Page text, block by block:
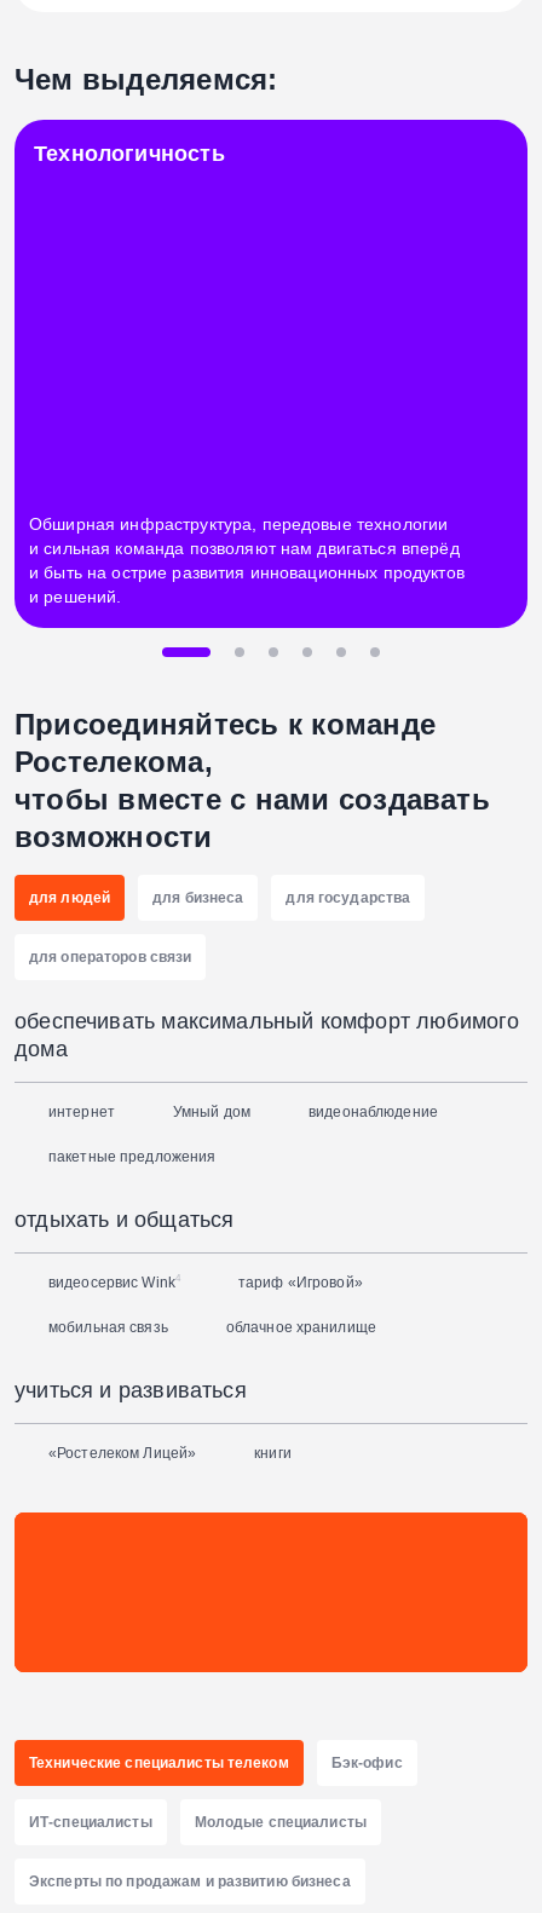
Чем выделяемся:
Технологичность
Обширная инфраструктура, передовые технологии
и сильная команда позволяют нам двигаться вперёд
и быть на острие развития инновационных продуктов
и решений.
Присоединяйтесь к команде
Ростелекома,
чтобы вместе с нами создавать
возможности
для людей для бизнеса для государства
для операторов связи
обеспечивать максимальный комфорт любимого
дома
интернет Умный дом видеонаблюдение
пакетные предложения
отдыхать и общаться
видеосервис Wink4 тариф «Игровой»
мобильная связь облачное хранилище
учиться и развиваться
«Ростелеком Лицей» книги
Технические специалисты телеком Бэк-офис
ИТ-специалисты Молодые специалисты
Эксперты по продажам и развитию бизнеса